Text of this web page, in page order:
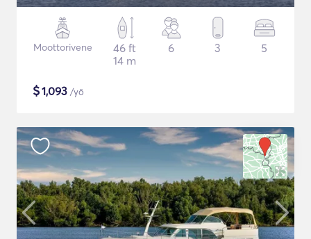
Moottorivene
46 ft
14 m
6 3 5
$1,093 /yö